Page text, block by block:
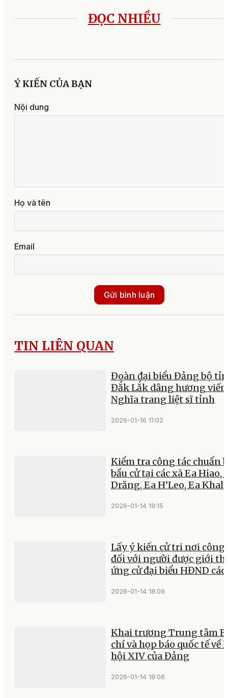
ĐỌC NHIỀU
Ý KIẾN CỦA BẠN
Nội dung
Họ và tên
Email
Gửi bình luận
TIN LIÊN QUAN
Đoàn đại biểu Đảng bộ
Đắk Lắk dâng hương
Nghĩa trang liệt sĩ tỉnh
2026-01-16 11:02
Kiểm tra công tác chuẩn
bầu cử tại các xã Ea Hiao,
Drăng, Ea H’Leo, Ea Khal
2026-01-14 19:15
Lấy ý kiến cử tri nơi công
đối với người được giới
ứng cử đại biểu HĐND các
2026-01-14 18:09
Khai trương Trung tâm
chí và họp báo quốc tế về
hội XIV của Đảng
2026-01-14 18:06